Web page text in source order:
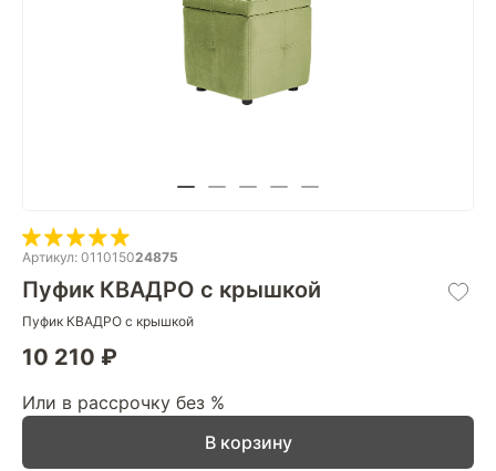
Артикул: 011015024875
Пуфик КВАДРО с крышкой
Пуфик КВАДРО с крышкой
10 210 ₽
Или в рассрочку без %
В корзину